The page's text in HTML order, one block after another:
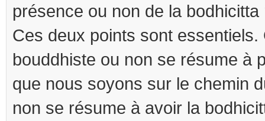
présence ou non de la
Ces deux points sont
bouddhiste ou non se résume à
que nous soyons sur le chemin
non se résume à avoir la